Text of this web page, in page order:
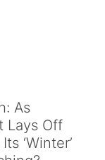
资产出现回
，A股市场风
，已经到了
抱团股均出现
As
Lays Off
‘Winter’